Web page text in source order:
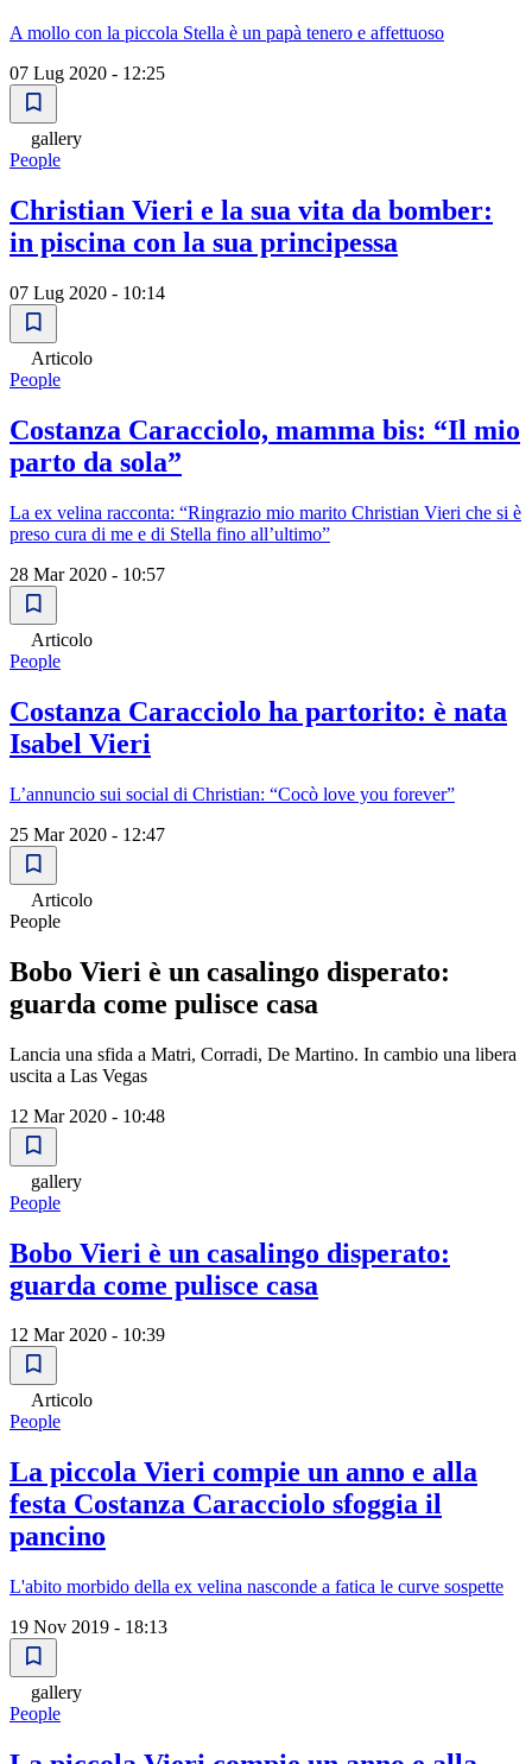
A mollo con la piccola Stella è un papà tenero e affettuoso
07 Lug 2020 - 12:25
gallery
People
Christian Vieri e la sua vita da bomber:
in piscina con la sua principessa
07 Lug 2020 - 10:14
Articolo
People
Costanza Caracciolo, mamma bis: “Il mio
parto da sola”
La ex velina racconta: “Ringrazio mio marito Christian Vieri che si è
preso cura di me e di Stella fino all’ultimo”
28 Mar 2020 - 10:57
Articolo
People
Costanza Caracciolo ha partorito: è nata
Isabel Vieri
L’annuncio sui social di Christian: “Cocò love you forever”
25 Mar 2020 - 12:47
Articolo
People
Bobo Vieri è un casalingo disperato:
guarda come pulisce casa
Lancia una sfida a Matri, Corradi, De Martino. In cambio una libera
uscita a Las Vegas
12 Mar 2020 - 10:48
gallery
People
Bobo Vieri è un casalingo disperato:
guarda come pulisce casa
12 Mar 2020 - 10:39
Articolo
People
La piccola Vieri compie un anno e alla
festa Costanza Caracciolo sfoggia il
pancino
L'abito morbido della ex velina nasconde a fatica le curve sospette
19 Nov 2019 - 18:13
gallery
People